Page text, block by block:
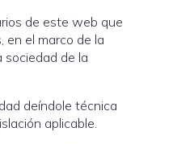
de este web que
el marco de la
sociedad de la
deíndole técnica
aplicable.